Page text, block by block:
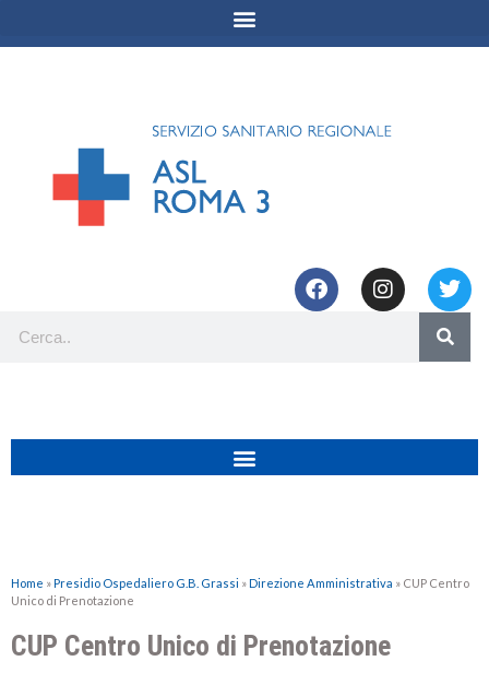
Home »Presidio Ospedaliero G.B. Grassi »Direzione Amministrativa » CUP Centro
Unico di Prenotazione
CUP Centro Unico di Prenotazione